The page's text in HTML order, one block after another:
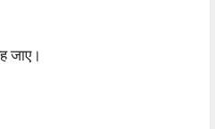
जाए।